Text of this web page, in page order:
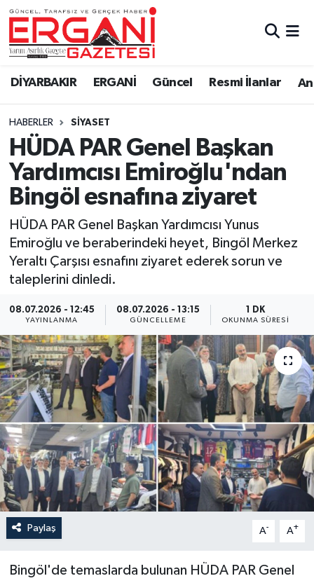
DİYARBAKIR ERGANİ Güncel Resmi İlanlar
HABERLER SİYASET
HÜDA PAR Genel Başkan
Yardımcısı Emiroğlu'ndan
Bingöl esnafına ziyaret
HÜDA PAR Genel Başkan Yardımcısı Yunus
Emiroğlu ve beraberindeki heyet, Bingöl Merkez
Yeraltı Çarşısı esnafını ziyaret ederek sorun ve
taleplerini dinledi.
08.07.2026 - 12:45
YAYINLANMA
08.07.2026 - 13:15
GÜNCELLEME
1 DK
OKUNMA SÜRESI
Paylaş A- A+
Bingöl'de temaslarda bulunan HÜDA PAR Genel
DİYARBAKIR
BİSMİL
BAĞLAR
ERGANİ
Güncel
Eği̇ti̇m
Resmi İlanlar
Sağlık
Si̇yaset
Spor
Yaşam
Anali̇z
Bi̇li̇m & Teknoloji̇
Dünya
Eği̇ti̇m
Ergani Nöbetçi Eczaneler
Ergani Hava Durumu
Ergani Trafik Yoğunluk Haritası
Süper Lig Puan Durumu ve Fikstür
Tüm Manşetler
Son Dakika Haberleri
Haber Arşivi